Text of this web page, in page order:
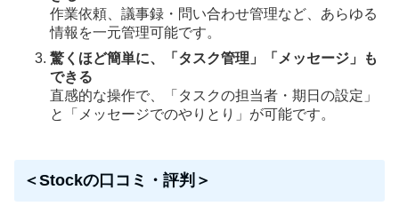
作業依頼、議事録・問い合わせ管理など、あらゆる
情報を一元管理可能です。
驚くほど簡単に、「タスク管理」「メッセージ」も
できる
直感的な操作で、「タスクの担当者・期日の設定」
と「メッセージでのやりとり」が可能です。
＜Stockの口コミ・評判＞